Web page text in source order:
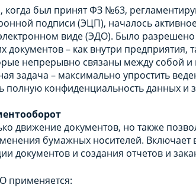
когда был принят ФЗ №63,
подписи (ЭЦП), началось
виде (ЭДО). Было
документов – как внутри
непрерывно связаны между собой и
задача – максимально упростить
полную конфиденциальность данных и
движение документов, но также
бумажных носителей. Включает
документов и создания отчетов и
применяется: